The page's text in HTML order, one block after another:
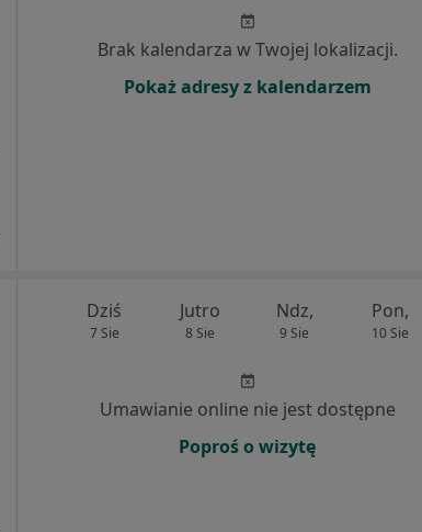
Brak kalendarza w Twojej lokalizacji.
Pokaż adresy z kalendarzem
Dziś
7 Sie
Jutro
8 Sie
Ndz,
9 Sie
Pon,
10 Sie
Umawianie online nie jest dostępne
Poproś o wizytę